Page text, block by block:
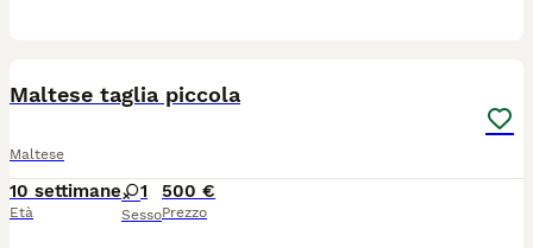
Maltese taglia piccola
Maltese
10 settimane
Età
1
Sesso
500 €
Prezzo